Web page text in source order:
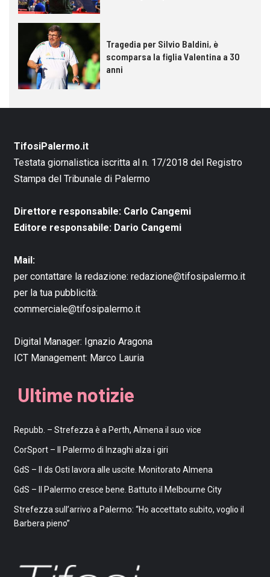
Tragedia per Silvio Baldini, è
scomparsa la figlia Valentina a 30
anni
TifosiPalermo.it
Testata giornalistica iscritta al n. 17/2018 del Registro
Stampa del Tribunale di Palermo
Direttore responsabile: Carlo Cangemi
Editore responsabile: Dario Cangemi
Mail:
per contattare la redazione: redazione@tifosipalermo.it
per la tua pubblicità:
commerciale@tifosipalermo.it
Digital Manager: Ignazio Aragona
ICT Management: Marco Lauria
Ultime notizie
Repubb. – Strefezza è a Perth, Almena il suo vice
CorSport – Il Palermo di Inzaghi alza i giri
GdS – Il ds Osti lavora alle uscite. Monitorato Almena
GdS – Il Palermo cresce bene. Battuto il Melbourne City
Strefezza sull’arrivo a Palermo: “Ho accettato subito, voglio il
Barbera pieno”